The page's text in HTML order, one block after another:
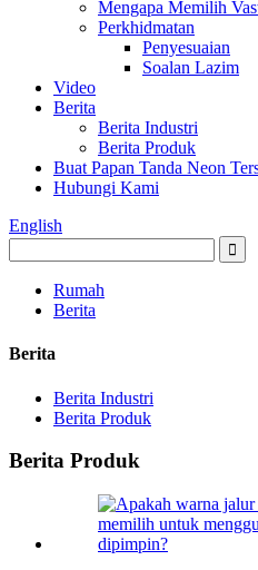
Mengapa Memilih
Perkhidmatan
Penyesuaian
Soalan Lazim
Video
Berita
Berita Industri
Berita Produk
Buat Papan Tanda Neon
Hubungi Kami
English
Rumah
Berita
Berita
Berita Industri
Berita Produk
Berita Produk